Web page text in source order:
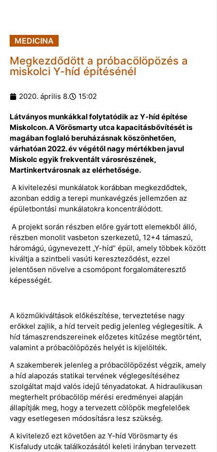
MEDICINA
Megkezdődött a próbacölöpözés a
miskolci Y-híd építésénél
2020. április 8. 15:02
Látványos munkákkal folytatódik az Y-híd építése
Miskolcon. A Vörösmarty utca kapacitásbővítését is
magában foglaló beruházásnak köszönhetően,
várhatóan 2022. év végétől nagy mértékben javul
Miskolc egyik frekventált városrészének,
Martinkertvárosnak az elérhetősége.
A kivitelezési munkálatok korábban megkezdődtek,
azonban eddig a terepi munkavégzés jellemzően az
épületbontási munkálatokra koncentrálódott.
A projekt során részben előre gyártott elemekből álló,
részben monolit vasbeton szerkezetű, 12+4 támaszú,
háromágú, úgynevezett „Y-híd” épül, amely többek között
kiváltja a szintbeli vasúti kereszteződést, ezzel
jelentősen növelve a csomópont forgalomáteresztő
képességét.
A közműkiváltások előkészítése, terveztetése nagy
erőkkel zajlik, a híd terveit pedig jelenleg véglegesítik. A
híd támaszrendszereinek előzetes kitűzése megtörtént,
valamint a próbacölöpözés helyét is kijelölték.
A szakemberek jelenleg a próbacölöpözést végzik, amely
a híd alapozás statikai tervének véglegesítéséhez
szolgáltat majd valós idejű tényadatokat. A hidraulikusan
megterhelt próbacölöp mérési eredményei alapján
állapítják meg, hogy a tervezett cölöpök megfelelőek
vagy esetlegesen módosításra lesz szükség.
A kivitelező ezt követően az Y-híd Vörösmarty és
Kisfaludy utcák találkozásától keleti irányban tervezett